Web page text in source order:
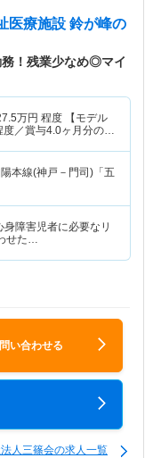
医療施設 鈴が峰の
務！残業少なめ◎マイ
万円 程度 【モデル
度／賞与4.0ヶ月分の場
陽本線(神戸－門司)「五
障害児者に必要なリ
せた…
い合わせる
人三篠会の求人一覧